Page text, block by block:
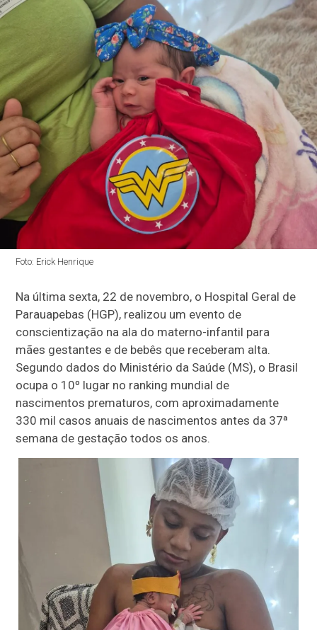
Foto: Erick Henrique
Na última sexta, 22 de novembro, o Hospital Geral de
Parauapebas (HGP), realizou um evento de
conscientização na ala do materno-infantil para
mães gestantes e de bebês que receberam alta.
Segundo dados do Ministério da Saúde (MS), o Brasil
ocupa o 10º lugar no ranking mundial de
nascimentos prematuros, com aproximadamente
330 mil casos anuais de nascimentos antes da 37ª
semana de gestação todos os anos.